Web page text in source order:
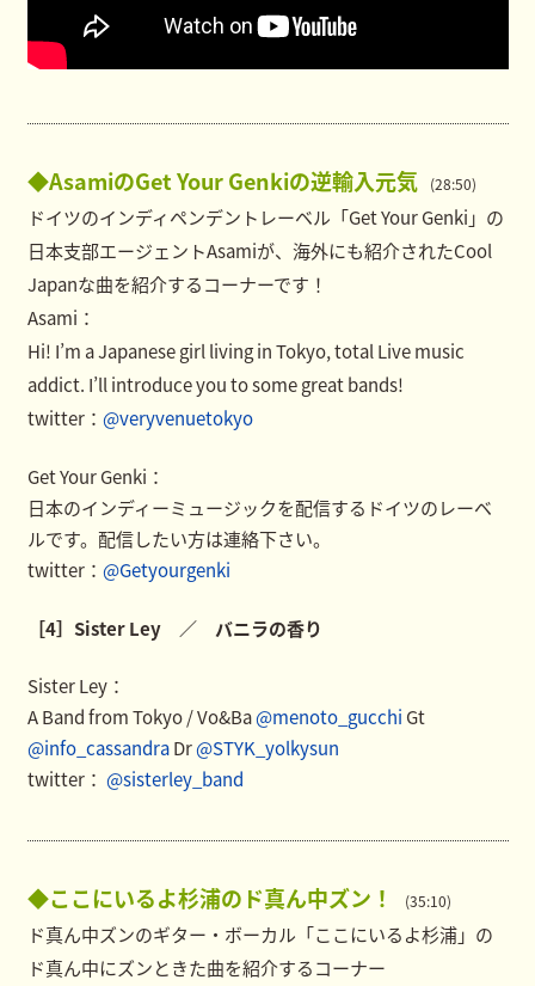
◆AsamiのGet Your Genkiの逆輸入元気 (28:50)
ドイツのインディペンデントレーベル「Get Your Genki」の
日本支部エージェントAsamiが、海外にも紹介されたCool
Japanな曲を紹介するコーナーです！
Asami：
Hi! I’m a Japanese girl living in Tokyo, total Live music
addict. I’ll introduce you to some great bands!
twitter： @veryvenuetokyo
Get Your Genki：
日本のインディーミュージックを配信するドイツのレーベ
ルです。配信したい方は連絡下さい。
twitter： @Getyourgenki
［4］Sister Ley ／ バニラの香り
Sister Ley：
A Band from Tokyo / Vo&Ba@menoto_gucchi Gt
@info_cassandraDr@STYK_yolkysun
twitter： @sisterley_band
◆ここにいるよ杉浦のド真ん中ズン！ (35:10)
ド真ん中ズンのギター・ボーカル「ここにいるよ杉浦」の
ド真ん中にズンときた曲を紹介するコーナー